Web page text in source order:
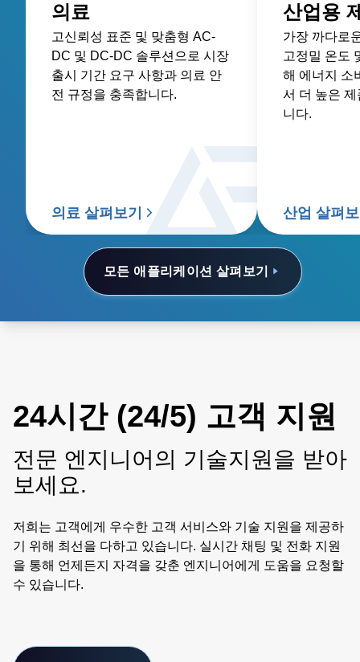
모든 애플리케이션 살펴보기
의료
고신뢰성 표준 및 맞춤형 AC-
DC 및 DC-DC 솔루션으로 시장
출시 기간 요구 사항과 의료 안
전 규정을 충족합니다.
의료 살펴보기
산업용
가장 까다로
고정밀 온도
해 에너지 소
서 더 높은
니다.
산업 살펴
24시간 (24/5) 고객 지원
전문 엔지니어의 기술지원을 받아
보세요.
저희는 고객에게 우수한 고객 서비스와 기술 지원을 제공하
기 위해 최선을 다하고 있습니다. 실시간 채팅 및 전화 지원
을 통해 언제든지 자격을 갖춘 엔지니어에게 도움을 요청할
수 있습니다.